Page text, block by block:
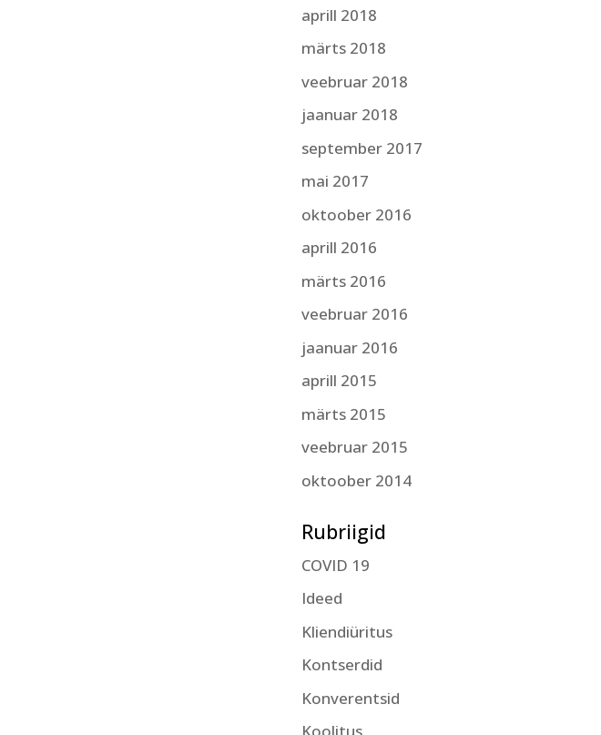
aprill 2018
märts 2018
veebruar 2018
jaanuar 2018
september 2017
mai 2017
oktoober 2016
aprill 2016
märts 2016
veebruar 2016
jaanuar 2016
aprill 2015
märts 2015
veebruar 2015
oktoober 2014
Rubriigid
COVID 19
Ideed
Kliendiüritus
Kontserdid
Konverentsid